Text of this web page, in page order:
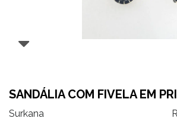
SANDÁLIA COM FIVELA EM
Surkana